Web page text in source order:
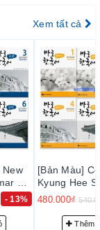
sách đẹp, nội
đều phải qua
có thể xảy ra
chất lượng tốt
hàng.
chất lượng của
thông tin trước
phù hợp nhất với
Xem tất cả
New
1-
기 1-
- 11%
[Bản Màu]
Kyung Hee
- 바로 한국
480.000₫
Thêm